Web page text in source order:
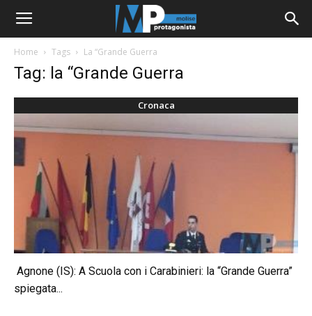
Home Tags La “Grande Guerra
Tag: la “Grande Guerra
Cronaca
Agnone (IS): A Scuola con i Carabinieri: la “Grande Guerra”
spiegata...